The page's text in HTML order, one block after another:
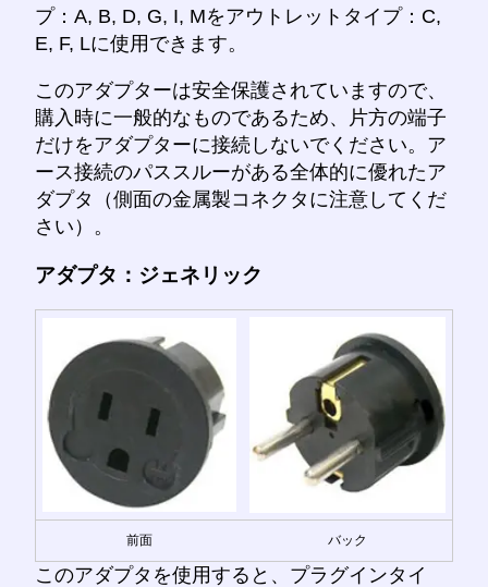
プ：A, B, D, G, I, Mをアウトレットタイプ：C,
E, F, Lに使用できます。
このアダプターは安全保護されていますので、
購入時に一般的なものであるため、片方の端子
だけをアダプターに接続しないでください。ア
ース接続のパススルーがある全体的に優れたア
ダプタ（側面の金属製コネクタに注意してくだ
さい）。
アダプタ：ジェネリック
前面 バック
このアダプタを使用すると、プラグインタイ